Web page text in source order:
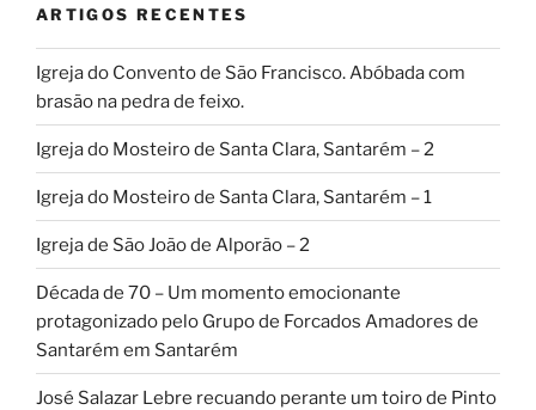
ARTIGOS RECENTES
Igreja do Convento de São Francisco. Abóbada com
brasão na pedra de feixo.
Igreja do Mosteiro de Santa Clara, Santarém – 2
Igreja do Mosteiro de Santa Clara, Santarém – 1
Igreja de São João de Alporão – 2
Década de 70 – Um momento emocionante
protagonizado pelo Grupo de Forcados Amadores de
Santarém em Santarém
José Salazar Lebre recuando perante um toiro de Pinto